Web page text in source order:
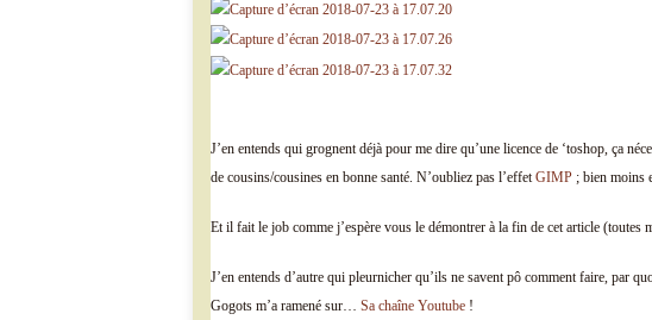
J’en entends qui grognent déjà pour me dire qu’une licence de ‘toshop, ça
de cousins/cousines en bonne santé. N’oubliez pas l’effet GIMP ; bien moins
Et il fait le job comme j’espère vous le démontrer à la fin de cet article (toutes
J’en entends d’autre qui pleurnicher qu’ils ne savent pô comment faire, par
Gogots m’a ramené sur… Sa chaîne Youtube !